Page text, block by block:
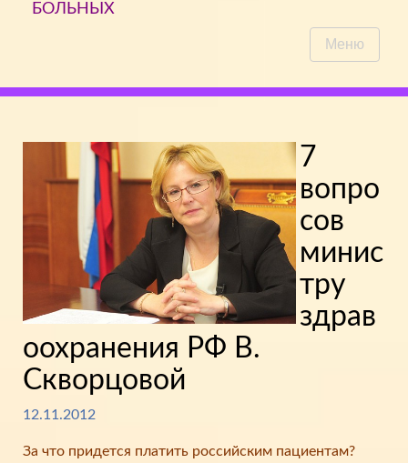
БОЛЬНЫХ
Меню
7
вопро
сов
минис
тру
здрав
оохранения РФ В.
Скворцовой
12.11.2012
За что придется платить российским пациентам?